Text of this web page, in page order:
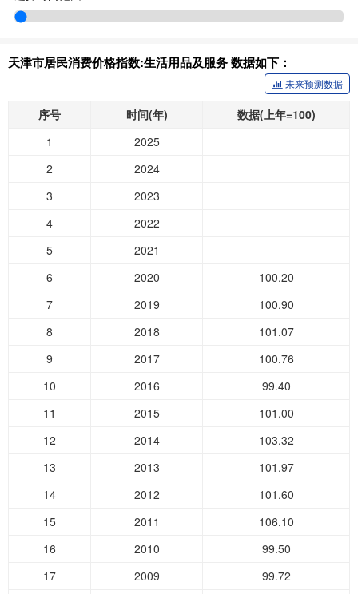
天津市居民消费价格指数:生活用品及服务 数据如下：
未来预测数据
序号 时间(年)
数据(上年=100)
1
2025
2
2024
3
2023
4
2022
5
2021
6
2020
100.20
7
2019
100.90
8
2018
101.07
9
2017
100.76
10
2016
99.40
11
2015
101.00
12
2014
103.32
13
2013
101.97
14
2012
101.60
15
2011
106.10
16
2010
99.50
17
2009
99.72